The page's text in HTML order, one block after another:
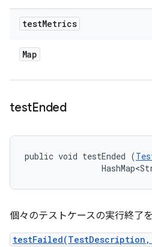
testMetrics
Map
testEnded
public void testEnded (
個々のテストケースの実行終了を